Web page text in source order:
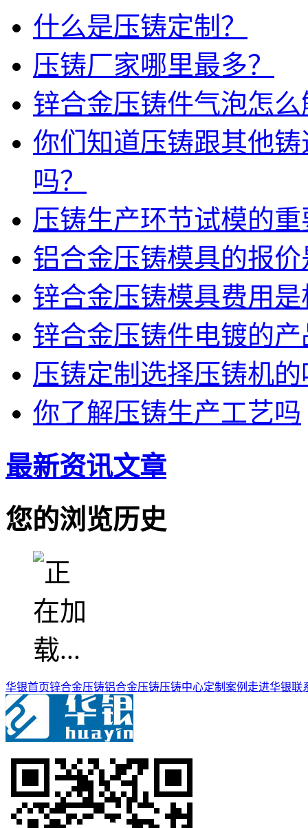
什么是压铸定制？
压铸厂家哪里最多？
锌合金压铸件气泡怎
你们知道压铸跟其他
吗？
压铸生产环节试模的重
铝合金压铸模具的报
锌合金压铸模具费用
锌合金压铸件电镀的
压铸定制选择压铸机
你了解压铸生产工艺吗
最新资讯文章
您的浏览历史
华银首页锌合金压铸铝合金压铸压铸中心定制案例 走进华银联